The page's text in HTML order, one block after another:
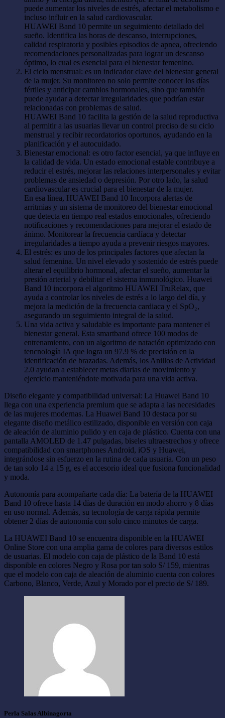
puede aumentar los niveles de estrés, afectar el metabolismo e
incluso influir en la salud cardiovascular.
HUAWEI Band 10 permite un seguimiento detallado del
sueño. Identifica las horas de descanso, interrupciones,
calidad respiratoria y posibles episodios de apnea, ofreciendo
recomendaciones personalizadas para lograr un descanso
óptimo, lo cual es esencial para el bienestar femenino.
El ciclo menstrual: es un indicador clave del bienestar general
de la mujer. Su monitoreo no solo permite conocer los días
fértiles y anticipar cambios hormonales, sino que también
puede ayudar a detectar irregularidades que podrían estar
relacionadas con problemas de salud.
HUAWEI Band 10 facilita la gestión de la salud reproductiva
al permitir a las usuarias llevar un control preciso de su ciclo
menstrual y recibir recordatorios oportunos, ayudando en la
planificación y el autocuidado.
Bienestar emocional: es otro factor esencial, ya que influye en
la calidad de vida. Un estado emocional estable contribuye a
reducir el estrés, mejorar las relaciones interpersonales y evitar
problemas de ansiedad o depresión. Por otro lado, la salud
cardiovascular es crucial para el bienestar de la mujer.
En esa línea, HUAWEI Band 10 Incorpora alertas de
arritmias y un sistema de monitoreo del bienestar emocional
que detecta en tiempo real estados emocionales, ofreciendo
notificaciones y recomendaciones para mejorar el estado de
ánimo. Monitorear la frecuencia cardíaca y detectar
irregularidades a tiempo ayuda a prevenir riesgos mayores.
El estrés: es uno de los principales factores que afectan la
salud femenina. Un nivel elevado y sostenido de estrés puede
alterar el equilibrio hormonal, afectar el sueño, aumentar la
presión arterial y debilitar el sistema inmunológico. Huawei
Band 10 incorpora el algoritmo HUAWEI TruRelax, que
ayuda a controlar los niveles de estrés a lo largo del día, y
mejora la medición de la frecuencia cardiaca y el SpO₂,
asegurando un seguimiento integral de la salud.
Una vida activa y saludable es importante para mantener el
bienestar general. Esta smartband ofrece 100 modos de
entrenamiento, con un algoritmo de natación optimizado con
tencnología IA que logra un 97.9 % de precisión en la
identificación de brazadas. Además, los Anillos de Actividad
2.0 ayudan a establecer metas diarias de movimiento y
ejercicio manteniéndote motivada para una vida activa.
Diseño elegante y compatibilidad universal: La Huawei Band 10
llega con una experiencia premium que se adapta a las necesidades
de las mujeres modernas. La Huawei Band 10 destaca por su
elegante diseño metálico estilizado, disponible en versión con caja
de aleación de aluminio pulido y en caja de plástico. Cuenta con una
pantalla AMOLED de 1.47 pulgadas, biseles ultraestrechos y ofrece
compatibilidad con smartphones Android, iOS y Huawei,
integrándose sin esfuerzo en la rutina de cada usuaria. Con un peso
de tan solo 14 a 15 g, es el accesorio ideal que fusiona funcionalidad
y moda.
Autonomía para acompañarte cada día: La batería de la HUAWEI
Band 10 ofrece hasta 14 días de duración en modo ahorro y 8 días
en uso normal. Además, su tecnología de carga rápida permite
obtener 2 días de autonomía con solo cinco minutos de carga.
La HUAWEI Band 10 se encuentra disponible en la HUAWEI
Online Store con una amplia gama de colores para diversos estilos
de usuarias. El modelo con caja de plástico de la Band 10 está
disponible en colores Negro y Rosa por tan solo S/ 159, mientras
que el modelo con caja de aleación de aluminio cuenta con colores
Carbono, Blanco, Verde, Azul y Morado por el precio de S/ 189.
Perla Salas Albinagorta